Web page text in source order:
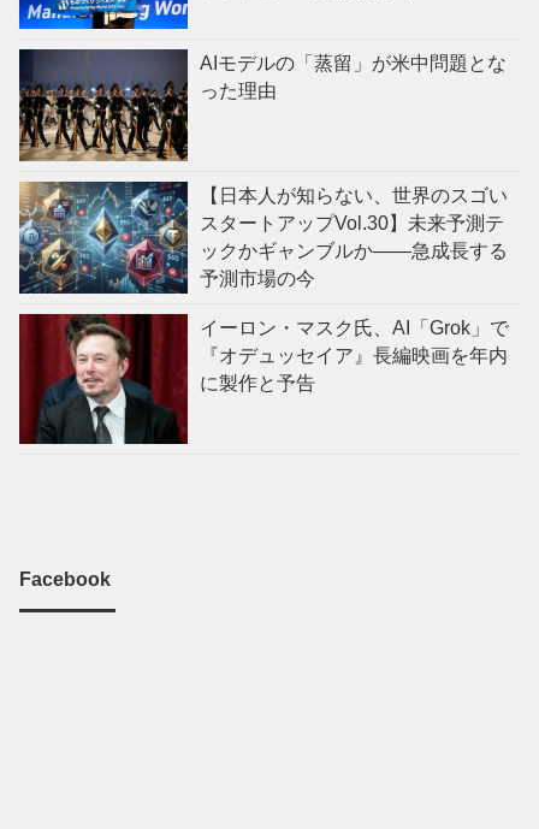
AIモデルの「蒸留」が米中問題とな
った理由
【日本人が知らない、世界のスゴい
スタートアップVol.30】未来予測テ
ックかギャンブルか——急成長する
予測市場の今
イーロン・マスク氏、AI「Grok」で
『オデュッセイア』長編映画を年内
に製作と予告
Facebook